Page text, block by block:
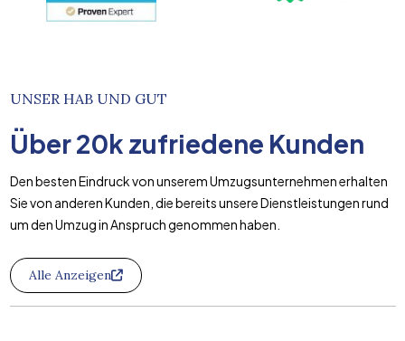
UNSER HAB UND GUT
Über20k zufriedene Kunden
Den besten Eindruck von unserem Umzugsunternehmen erhalten
Sie von anderen Kunden, die bereits unsere Dienstleistungen rund
um den Umzug in Anspruch genommen haben.
Alle Anzeigen